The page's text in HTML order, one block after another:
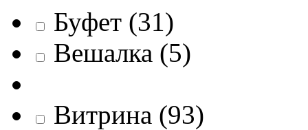
Буфет (31)
Вешалка (5)
Витрина (93)